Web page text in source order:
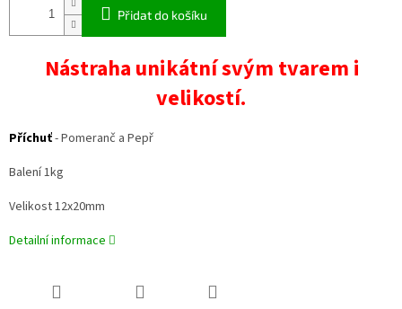
Přidat do košíku
Nástraha unikátní svým tvarem i
velikostí.
Příchuť- Pomeranč a Pepř
Balení 1kg
Velikost 12x20mm
Detailní informace